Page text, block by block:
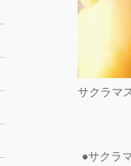
サクラマ
●サク